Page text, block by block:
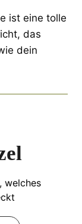
ist eine tolle
das
dein
welches